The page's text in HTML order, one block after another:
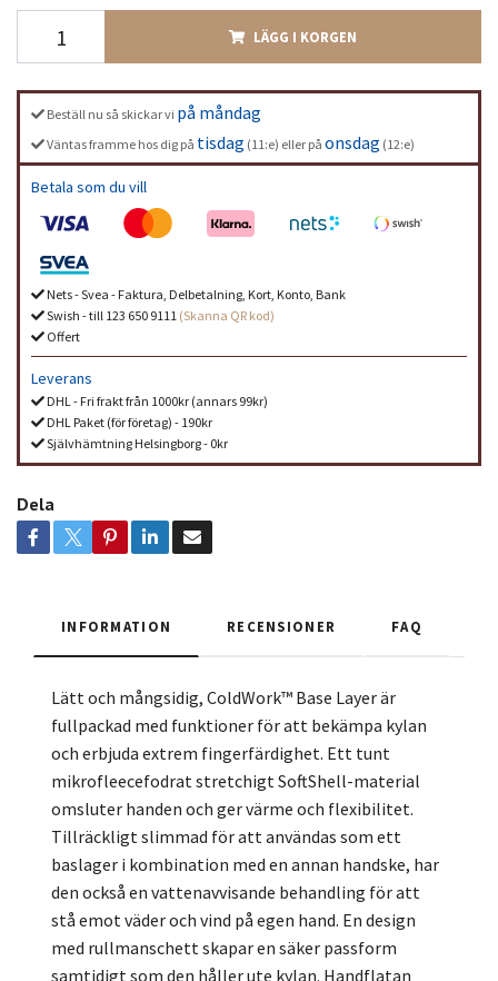
LÄGG I KORGEN
Beställ nu så skickar vi på måndag
Väntas framme hos dig på tisdag (11:e) eller på onsdag (12:e)
Betala som du vill
Nets - Svea - Faktura, Delbetalning, Kort, Konto, Bank
Swish - till 123 650 9111 (Skanna QR kod)
Offert
Leverans
DHL - Fri frakt från 1000kr (annars 99kr)
DHL Paket (för företag) - 190kr
Självhämtning Helsingborg - 0kr
Dela
INFORMATION RECENSIONER FAQ
Lätt och mångsidig, ColdWork™ Base Layer är
fullpackad med funktioner för att bekämpa kylan
och erbjuda extrem fingerfärdighet. Ett tunt
mikrofleecefodrat stretchigt SoftShell-material
omsluter handen och ger värme och flexibilitet.
Tillräckligt slimmad för att användas som ett
baslager i kombination med en annan handske, har
den också en vattenavvisande behandling för att
stå emot väder och vind på egen hand. En design
med rullmanschett skapar en säker passform
samtidigt som den håller ute kylan. Handflatan